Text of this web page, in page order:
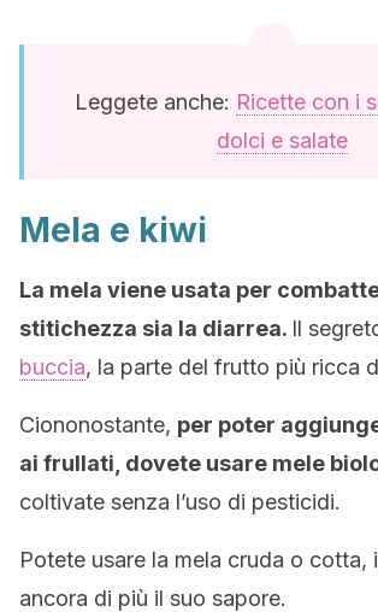
Leggete anche: Ricette con i
dolci e salate
Mela e kiwi
La mela viene usata per
stitichezza sia la diarrea. Il
buccia, la parte del frutto più ricca
Ciononostante, per poter
ai frullati, dovete usare mele
coltivate senza l’uso di pesticidi.
Potete usare la mela cruda o cotta,
ancora di più il suo sapore.